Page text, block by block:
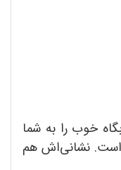
خوب را به شما
است. نشانی‌اش هم